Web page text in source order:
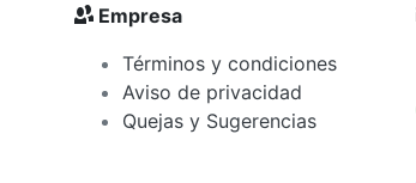
Empresa
Términos y condiciones
Aviso de privacidad
Quejas y Sugerencias